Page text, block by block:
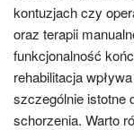
kontuzjach czy
oraz terapii
funkcjonalność
rehabilitacja
szczególnie istotne
schorzenia. Warto